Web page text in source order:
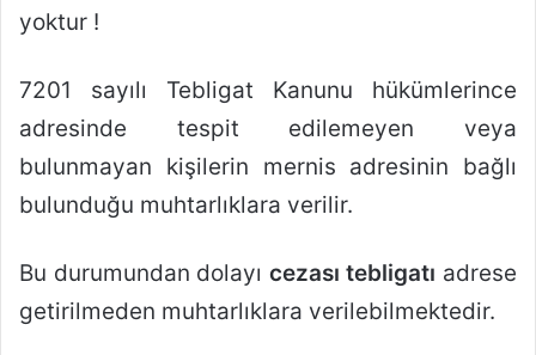
yoktur !
7201 sayılı Tebligat Kanunu hükümlerince
adresinde tespit edilemeyen veya
bulunmayan kişilerin mernis adresinin bağlı
bulunduğu muhtarlıklara verilir.
Bu durumundan dolayı cezası tebligatı adrese
getirilmeden muhtarlıklara verilebilmektedir.